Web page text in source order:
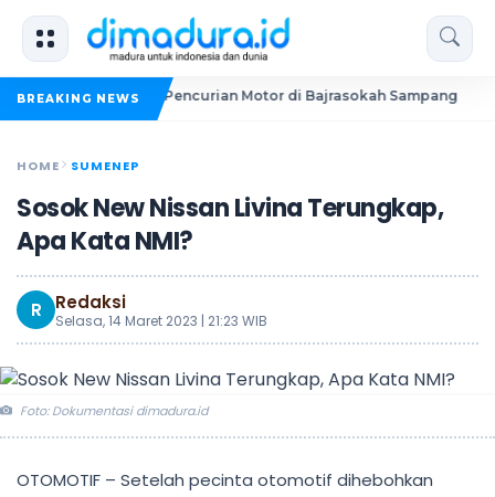
BREAKING NEWS
Dua Pelaku Pencurian Motor di Bajrasokah Sampang
HOME SUMENEP
Sosok New Nissan Livina Terungkap,
Apa Kata NMI?
R Redaksi
Selasa, 14 Maret 2023 | 21:23 WIB
Foto: Dokumentasi dimadura.id
OTOMOTIF – Setelah pecinta otomotif dihebohkan